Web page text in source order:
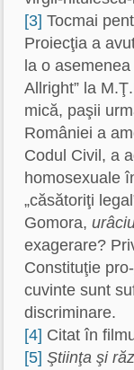
[3] Tocmai
Proiecţia a
la o
Allright” la
mică, paşii
României a
Codul Civil, a
homosexuale
„căsătoriţi
Gomora,
exagerare?
Constituţie pro-
cuvinte sunt
discriminare.
[4] Citat în
[5] Ştiinţa şi